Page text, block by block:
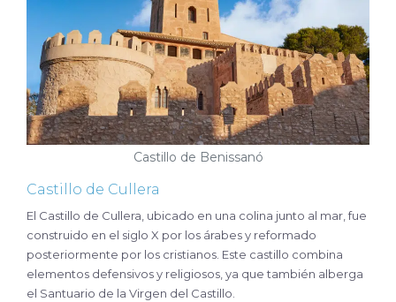
Castillo de Benissanó
Castillo de Cullera
El Castillo de Cullera, ubicado en una colina junto al mar, fue
construido en el siglo X por los árabes y reformado
posteriormente por los cristianos. Este castillo combina
elementos defensivos y religiosos, ya que también alberga
el Santuario de la Virgen del Castillo.